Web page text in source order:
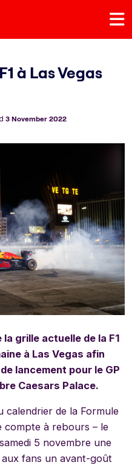
à Las Vegas
3 November 2022
grille actuelle de la F1
à Las Vegas afin
lancement pour le GP
Caesars Palace.
calendrier de la Formule
compte à rebours – le
5 novembre une
fans un avant-goût